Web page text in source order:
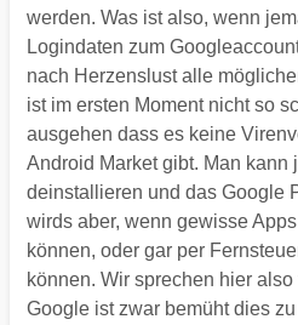
werden. Was ist also, wenn
Logindaten zum
nach Herzenslust alle
ist im ersten Moment nicht so
ausgehen dass es keine
Android Market gibt. Man kann
deinstallieren und das Google
wirds aber, wenn gewisse
können, oder gar per
können. Wir sprechen hier
Google ist zwar bemüht dies